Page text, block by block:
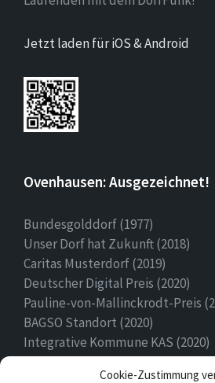
Cookie-Zustimmung
Jetzt laden für iOS & Android
Ovenhausen: Ausgezeichnet!
Bundesgolddorf (1977)
Unser Dorf hat Zukunft (2018)
Caritas Musterdorf (2019)
Deutscher Digital Preis (2020)
Pauline-von-Mallinckrodt-Preis
BAGSO Standort (2020)
Integrative Kommune KAS (2020)
Ehrenamtspreis Stadt Höxter